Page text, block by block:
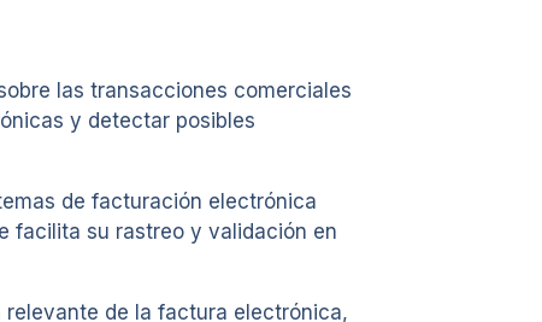
las transacciones comerciales
y detectar posibles
de facturación electrónica
facilita su rastreo y validación en
de la factura electrónica,